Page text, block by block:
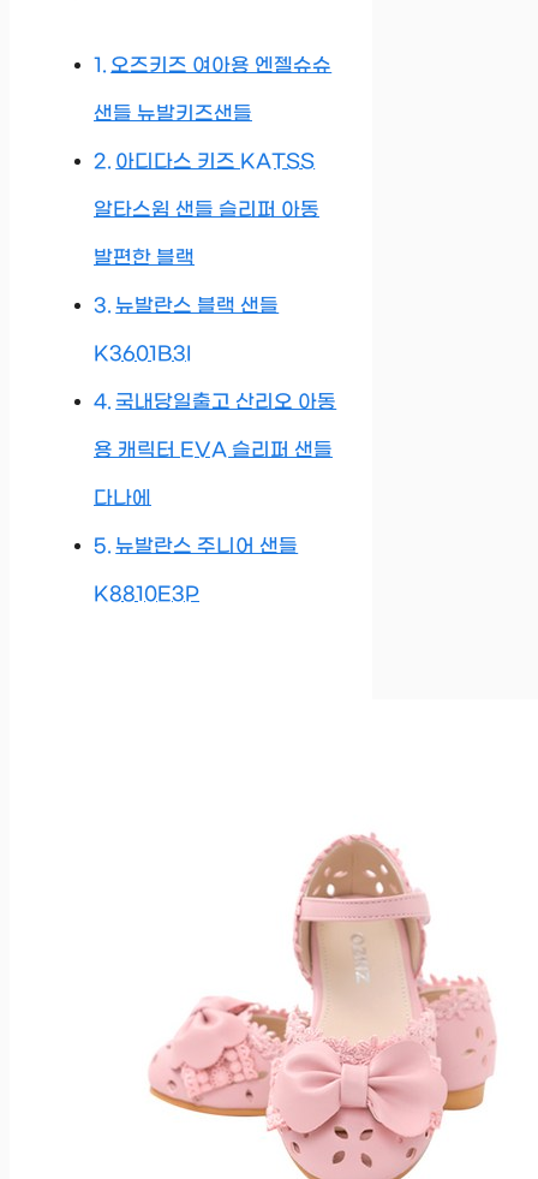
오즈키즈 여아용 엔젤슈슈
샌들 뉴발키즈샌들
아디다스 키즈 KATSS
알타스윔 샌들 슬리퍼 아동
발편한 블랙
뉴발란스 블랙 샌들
K3601B3I
국내당일출고 산리오 아동
용 캐릭터 EVA 슬리퍼 샌들
다나에
뉴발란스 주니어 샌들
K8810E3P